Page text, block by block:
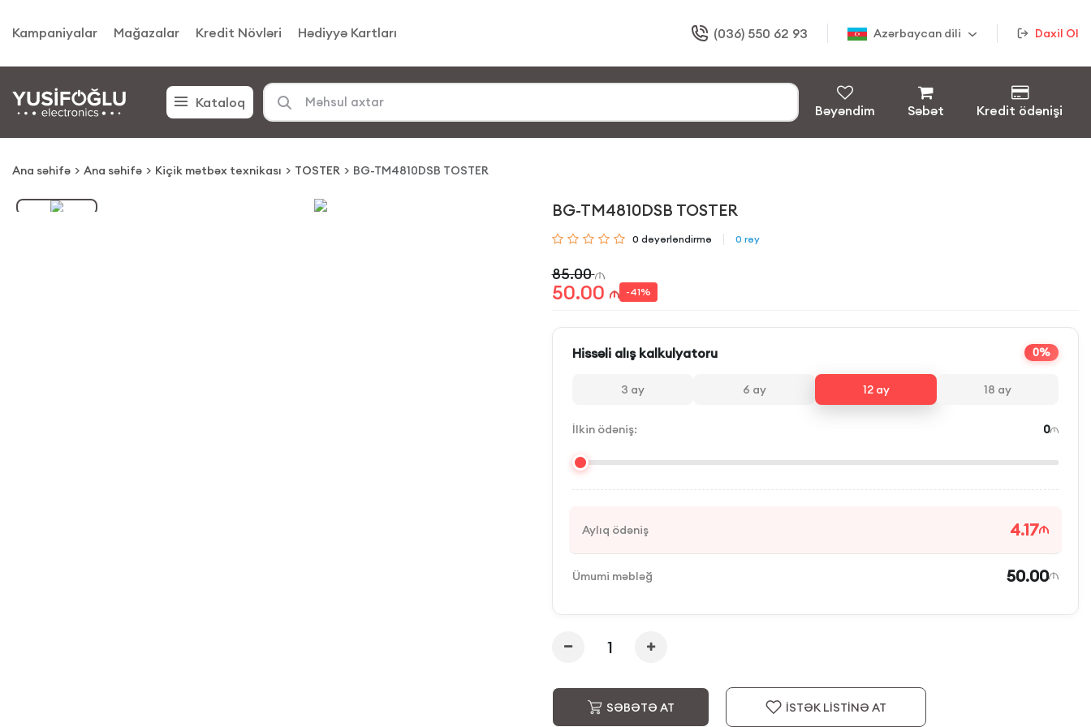
Kampaniyalar Mağazalar Kredit Növləri Hədiyyə Kartları (036) 550 62 93 Azərbaycan dili Daxil Ol
Kataloq Bəyəndim Səbət Kredit ödənişi
Ana səhifə Ana səhifə Kiçik mətbəx texnikası TOSTER BG-TM4810DSB TOSTER
BG-TM4810DSB TOSTER
0 dəyərləndirmə 0 rəy
85.00
50.00 -41%
Hissəli alış kalkulyatoru 0%
3 ay 6 ay 12ay 18 ay
İlkin ödəniş: 0
Aylıq ödəniş 4.17
Ümumi məbləğ 50.00
SƏBƏTƏ AT İSTƏK LİSTİNƏ AT